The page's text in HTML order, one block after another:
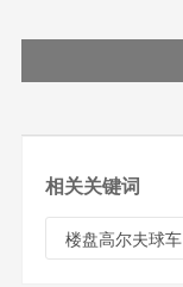
相关关键词
楼盘高尔夫球车